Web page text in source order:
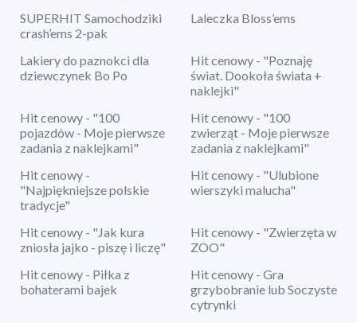
SUPERHIT Samochodziki
crash’ems 2-pak
Laleczka Bloss’ems
Lakiery do paznokci dla
dziewczynek Bo Po
Hit cenowy - "Poznaję
świat. Dookoła świata +
naklejki"
Hit cenowy - "100
pojazdów - Moje pierwsze
zadania z naklejkami"
Hit cenowy - "100
zwierząt - Moje pierwsze
zadania z naklejkami"
Hit cenowy -
"Najpiękniejsze polskie
tradycje"
Hit cenowy - "Ulubione
wierszyki malucha"
Hit cenowy - "Jak kura
zniosła jajko - piszę i liczę"
Hit cenowy - "Zwierzęta w
ZOO"
Hit cenowy - Piłka z
bohaterami bajek
Hit cenowy - Gra
grzybobranie lub Soczyste
cytrynki